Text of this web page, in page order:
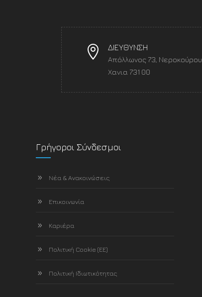
ΔΙΕΥΘΥΝΣΗ
Απόλλωνος 73, Νεροκούρου,
Χανια 731 00
Γρήγοροι Σύνδεσμοι
Νέα & Ανακοινώσεις
Επικοινωνία
Καριέρα
Πολιτική Cookie (ΕΕ)
Πολιτική Ιδιωτικότητας